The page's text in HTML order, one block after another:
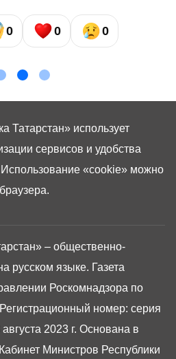
0 0 0
– общественно-
русском языке. Газета
Роскомнадзора по
номер: серия
2023 г. Основана в
Министров Республики
Татарстан» использует
сервисов и удобства
Использование «cookie» можно